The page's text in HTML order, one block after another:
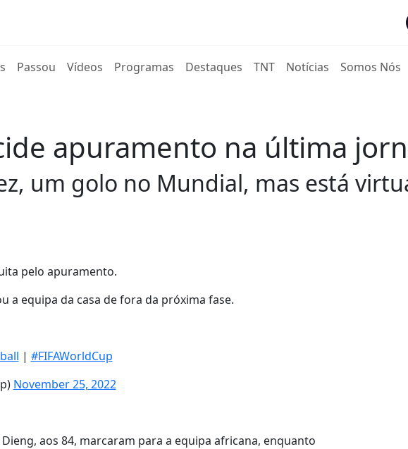
Passou Vídeos Programas Destaques TNT Notícias Somos Nós
apuramento na última
um golo no Mundial, mas está
pelo apuramento.
a equipa da casa de fora da próxima fase.
| #FIFAWorldCup
November 25, 2022
aos 84, marcaram para a equipa africana, enquanto